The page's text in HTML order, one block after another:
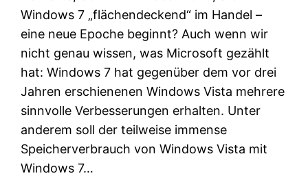
Windows 7 „flächendeckend“ im Handel –
eine neue Epoche beginnt? Auch wenn wir
nicht genau wissen, was Microsoft gezählt
hat: Windows 7 hat gegenüber dem vor drei
Jahren erschienenen Windows Vista mehrere
sinnvolle Verbesserungen erhalten. Unter
anderem soll der teilweise immense
Speicherverbrauch von Windows Vista mit
Windows 7…